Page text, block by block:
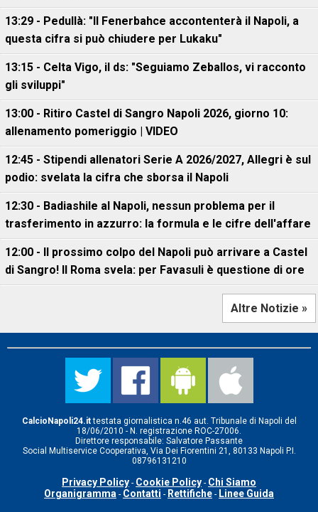
13:29 - Pedullà: "Il Fenerbahce accontenterà il Napoli, a
questa cifra si può chiudere per Lukaku"
13:15 - Celta Vigo, il ds: "Seguiamo Zeballos, vi racconto
gli sviluppi"
13:00 - Ritiro Castel di Sangro Napoli 2026, giorno 10:
allenamento pomeriggio | VIDEO
12:45 - Stipendi allenatori Serie A 2026/2027, Allegri è sul
podio: svelata la cifra che sborsa il Napoli
12:30 - Badiashile al Napoli, nessun problema per il
trasferimento in azzurro: la formula e le cifre dell'affare
12:00 - Il prossimo colpo del Napoli può arrivare a Castel
di Sangro! Il Roma svela: per Favasuli è questione di ore
Altre Notizie »
CalcioNapoli24.ittestata giornalistica n.46 aut. Tribunale di Napoli del
18/06/2010 - N. registrazione ROC-27006.
Direttore responsabile: Salvatore Passante
Social Multiservice Cooperativa, Via Dei Fiorentini 21, 80133 Napoli P.I.
08796131210
Privacy Policy - Cookie Policy - Chi Siamo
Organigramma - Contatti - Rettifiche - Linee Guida